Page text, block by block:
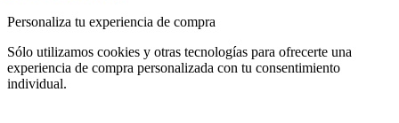
Personaliza tu experiencia de compra
Sólo utilizamos cookies y otras tecnologías para ofrecerte una
experiencia de compra personalizada con tu consentimiento
individual.